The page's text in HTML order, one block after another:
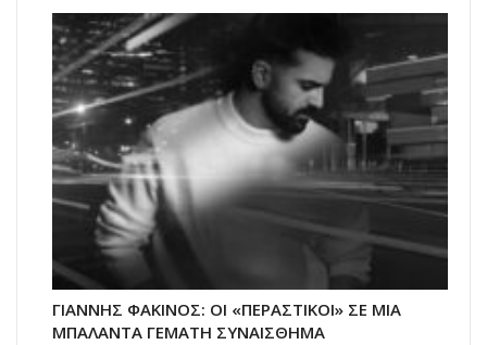
ΓΙΑΝΝΗΣ ΦΑΚΙΝΟΣ: ΟΙ «ΠΕΡΑΣΤΙΚΟΙ» ΣΕ ΜΙΑ
ΜΠΑΛΑΝΤΑ ΓΕΜΑΤΗ ΣΥΝΑΙΣΘΗΜΑ